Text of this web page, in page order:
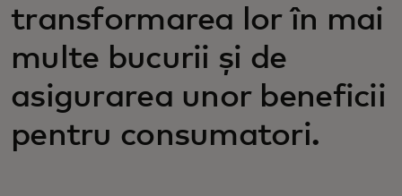
transformarea lor în mai
multe bucurii și de
asigurarea unor beneficii
pentru consumatori.